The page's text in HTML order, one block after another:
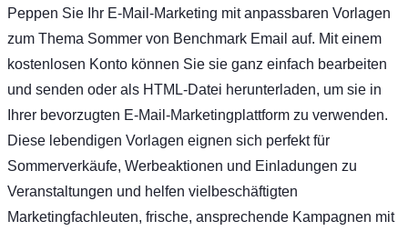
Peppen Sie Ihr E-Mail-Marketing mit anpassbaren Vorlagen
zum Thema Sommer von Benchmark Email auf. Mit einem
kostenlosen Konto können Sie sie ganz einfach bearbeiten
und senden oder als HTML-Datei herunterladen, um sie in
Ihrer bevorzugten E-Mail-Marketingplattform zu verwenden.
Diese lebendigen Vorlagen eignen sich perfekt für
Sommerverkäufe, Werbeaktionen und Einladungen zu
Veranstaltungen und helfen vielbeschäftigten
Marketingfachleuten, frische, ansprechende Kampagnen mit